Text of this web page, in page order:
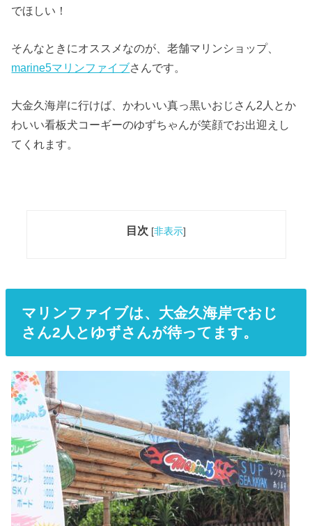
でほしい！
そんなときにオススメなのが、老舗マリンショップ、
marine5マリンファイブさんです。
大金久海岸に行けば、かわいい真っ黒いおじさん2人とか
わいい看板犬コーギーのゆずちゃんが笑顔でお出迎えし
てくれます。
目次 [非表示]
マリンファイブは、大金久海岸でおじ
さん2人とゆずさんが待ってます。